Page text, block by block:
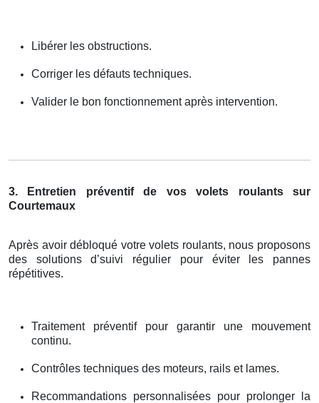
Libérer les obstructions.
Corriger les défauts techniques.
Valider le bon fonctionnement après intervention.
3. Entretien préventif de vos volets roulants sur
Courtemaux
Après avoir débloqué votre volets roulants, nous proposons
des solutions d’suivi régulier pour éviter les pannes
répétitives.
Traitement préventif pour garantir une mouvement
continu.
Contrôles techniques des moteurs, rails et lames.
Recommandations personnalisées pour prolonger la